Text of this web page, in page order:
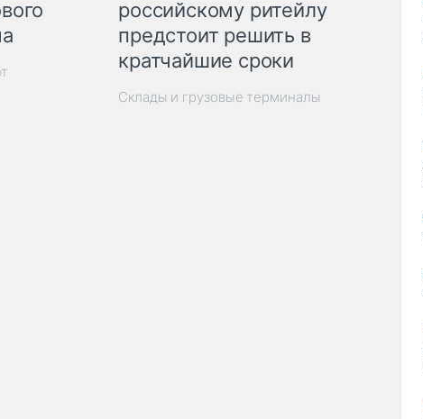
российскому ритейлу
предстоит решить в
кратчайшие сроки
Склады и грузовые терминалы